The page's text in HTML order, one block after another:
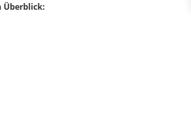
Überblick: